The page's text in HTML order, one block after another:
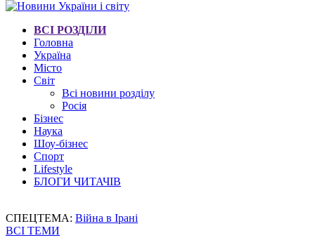
ВСІ РОЗДІЛИ
Головна
Україна
Місто
Світ
Всі новини розділу
Росія
Бізнес
Наука
Шоу-бізнес
Спорт
Lifestyle
БЛОГИ ЧИТАЧІВ
СПЕЦТЕМА: Війна в Ірані
ВСІ ТЕМИ